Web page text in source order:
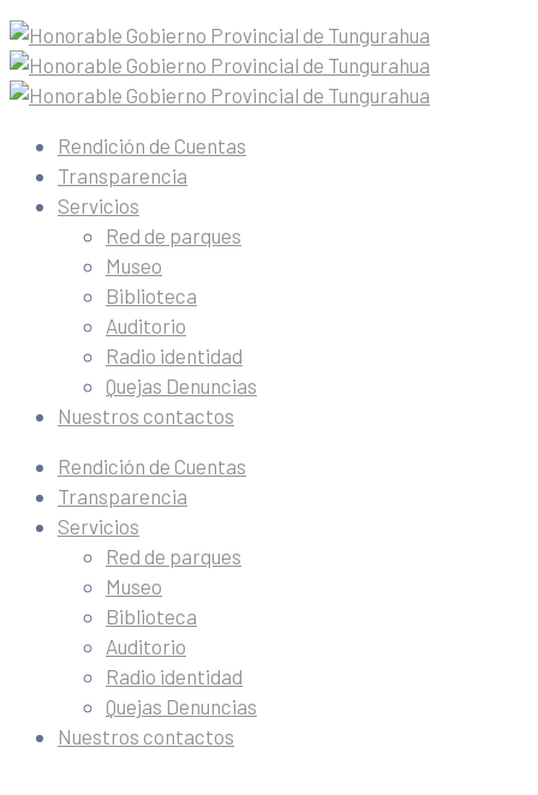
Rendición de Cuentas
Transparencia
Servicios
Red de parques
Museo
Biblioteca
Auditorio
Radio identidad
Quejas Denuncias
Nuestros contactos
Rendición de Cuentas
Transparencia
Servicios
Red de parques
Museo
Biblioteca
Auditorio
Radio identidad
Quejas Denuncias
Nuestros contactos